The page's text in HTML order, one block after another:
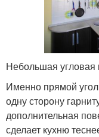
Небольшая угловая
Именно прямой
одну сторону
дополнительная
сделает кухню